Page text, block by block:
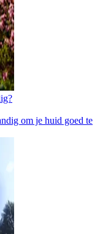
om je huid goed te